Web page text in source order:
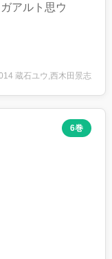
アルト思ウ
蔵石ユウ,西木田景志
6巻